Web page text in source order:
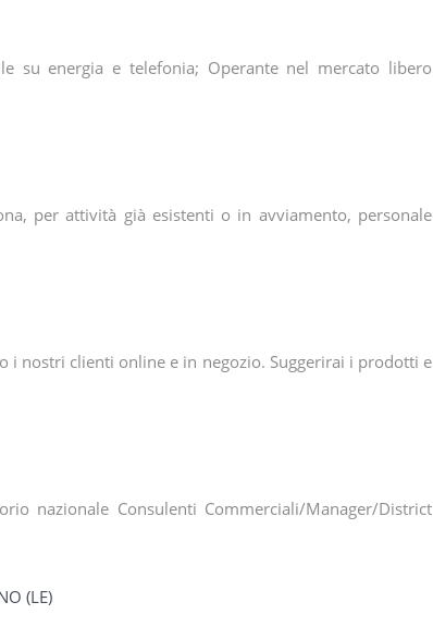
su energia e telefonia; Operante nel mercato libero
per attività già esistenti o in avviamento, personale
i nostri clienti online e in negozio. Suggerirai i prodotti e
nazionale Consulenti Commerciali/Manager/District
(LE)